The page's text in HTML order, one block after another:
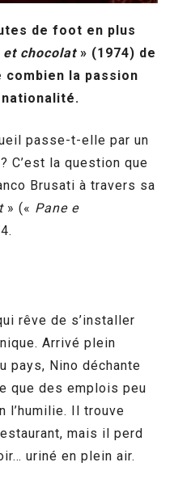
de foot en plus
et chocolat» (1974) de
la passion
passe-t-elle par un
C’est la question que
Brusati à travers sa
» (« Pane e
rêve de s’installer
Arrivé plein
pays, Nino déchante
que des emplois peu
l’humilie. Il trouve
mais il perd
uriné en plein air.